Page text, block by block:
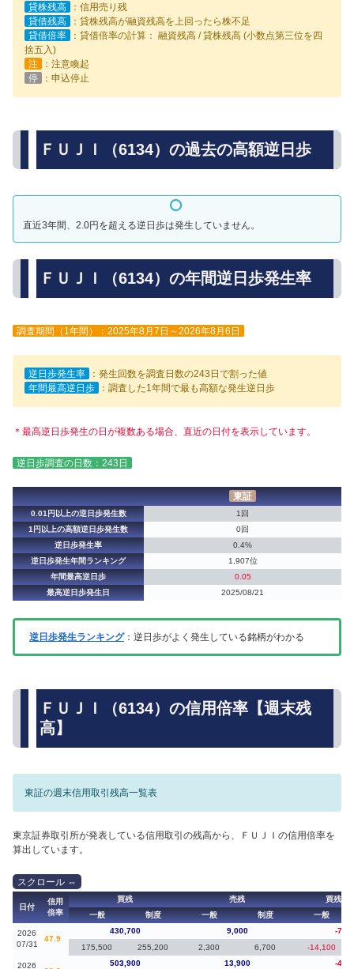
貸株残高
：信用売り残
貸借残高
：貸株残高が融資残高を上回ったら株不足
貸借倍率
：貸借倍率の計算： 融資残高 / 貸株残高 (小数点第三位を四
捨五入)
注
：注意喚起
停
：申込停止
ＦＵＪＩ（6134）の過去の高額逆日歩
直近3年間、2.0円を超える逆日歩は発生していません。
ＦＵＪＩ（6134）の年間逆日歩発生率
調査期間（1年間）：2025年8月7日～2026年8月6日
逆日歩発生率
：発生回数を調査日数の243日で割った値
年間最高逆日歩
：調査した1年間で最も高額な発生逆日歩
＊最高逆日歩発生の日が複数ある場合、直近の日付を表示しています。
逆日歩調査の日数：243日
東証
0.01円以上の逆日歩発生数
1回
1円以上の高額逆日歩発生数
0回
逆日歩発生率
0.4%
逆日歩発生年間ランキング
1,907位
年間最高逆日歩
0.05
最高逆日歩発生日
2025/08/21
逆日歩発生ランキング：逆日歩がよく発生している銘柄がわかる
ＦＵＪＩ（6134）の信用倍率【週末残
高】
東証の週末信用取引残高一覧表
東京証券取引所が発表している信用取引の残高から、ＦＵＪＩの信用倍率を
算出しています。
日付
信用
倍率
買残 売残
買残（
一般
制度 一般 制度 一般
2026
07/31
47.9
430,700 9,000
-
175,500
255,200 2,300 6,700 -14,100
2026
503,900 13,900
-